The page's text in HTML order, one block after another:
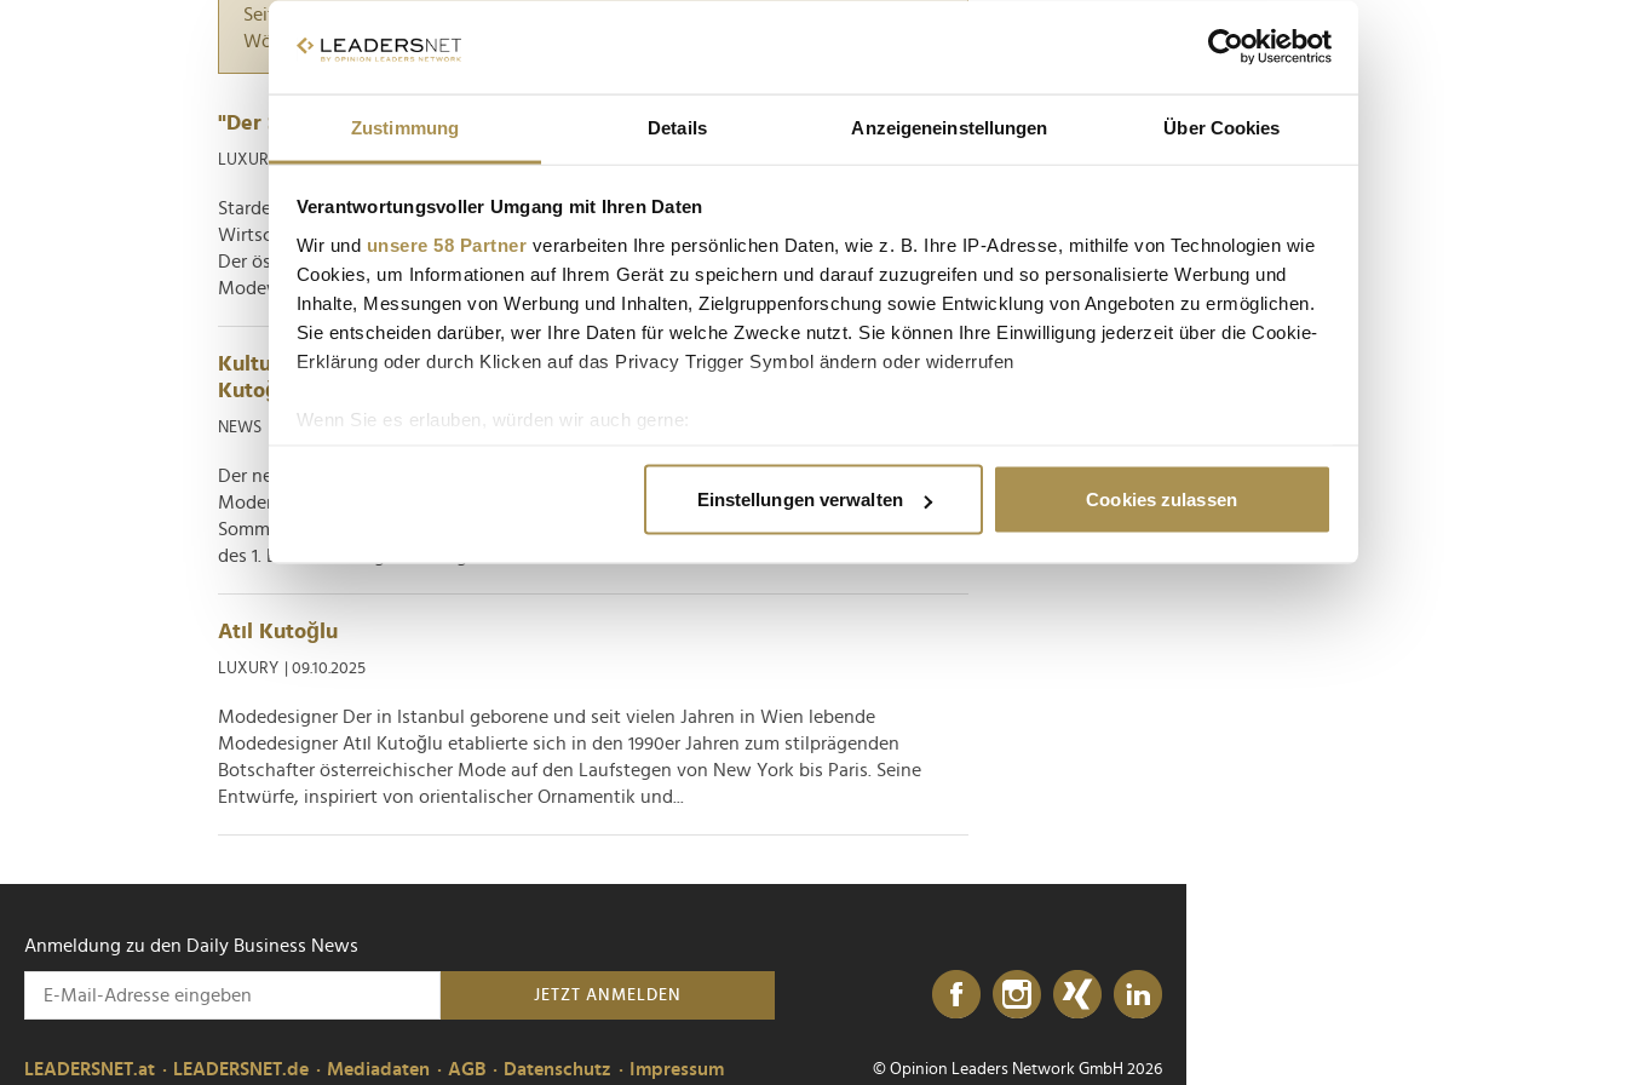
Zustimmung Details Anzeigeneinstellungen Über Cookies
Verantwortungsvoller Umgang mit Ihren Daten
Wir und unsere 58 Partner verarbeiten Ihre persönlichen Daten, wie z. B. Ihre IP-Adresse, mithilfe von Technologien wie
Cookies, um Informationen auf Ihrem Gerät zu speichern und darauf zuzugreifen und so personalisierte Werbung und
Inhalte, Messungen von Werbung und Inhalten, Zielgruppenforschung sowie Entwicklung von Angeboten zu ermöglichen.
Sie entscheiden darüber, wer Ihre Daten für welche Zwecke nutzt. Sie können Ihre Einwilligung jederzeit über die Cookie-
Erklärung oder durch Klicken auf das Privacy Trigger Symbol ändern oder widerrufen
Wenn Sie es erlauben, würden wir auch gerne:
Erfahren Sie mehr darüber, wie Ihre persönlichen Daten verarbeitet werden, und legen Sie Ihre Präferenzen im
und die Zugriffe auf unsere Website zu analysieren. Außerdem geben wir Informationen zu Ihrer Verwendung unserer
Website an unsere Partner für soziale Medien, Werbung und Analysen weiter. Unsere Partner führen diese Informationen
der Dienste gesammelt haben.
Einstellungen verwalten Cookies zulassen
Seiten suchen, die genau diese Wortgruppe enthalten: Setzen Sie die gesuchten
Wörter zwischen Anführungszeichen: zb "Vorname Nachname".
"Der Stellenwert der Haute Couture hat sich deutlich verändert"
LUXURY | 09.07.2026
Stardesigner Atıl Kutoğlu spricht im Interview mit Luxury News über Mode und
Wirtschaft, den Stellenwert von Wien in der Modewelt und über seine neue Kollektion.
Der österreichisch-türkische Modeschöpfer Atıl Kutoğlu ist in der internationalen
Modewelt längst ein Begriff. Seit den 1990er-Jahren zeigt...
Kultur, Politik und Haute Couture beim exklusiven Opening von Atıl
Kutoğlu
NEWS | 02.07.2026
Der neue Flagship-Store vereint eine mediterrane Brise mit der Schlichtheit der Wiener
Moderne. Die feierliche Eröffnung bot den Gästen die exklusive Gelegenheit, die aktuelle
Sommer- und Resort-Kollektion sowie erste Herbst-Looks zu erleben. Mitten im Herzen
des 1. Bezirks schlug Stardesigner Atıl...
Atıl Kutoğlu
LUXURY | 09.10.2025
Modedesigner Der in Istanbul geborene und seit vielen Jahren in Wien lebende
Modedesigner Atıl Kutoğlu etablierte sich in den 1990er Jahren zum stilprägenden
Botschafter österreichischer Mode auf den Laufstegen von New York bis Paris. Seine
Entwürfe, inspiriert von orientalischer Ornamentik und...
Anmeldung zu den Daily Business News
JETZT ANMELDEN
LEADERSNET.at LEADERSNET.de Mediadaten AGB Datenschutz Impressum © Opinion Leaders Network GmbH 2026